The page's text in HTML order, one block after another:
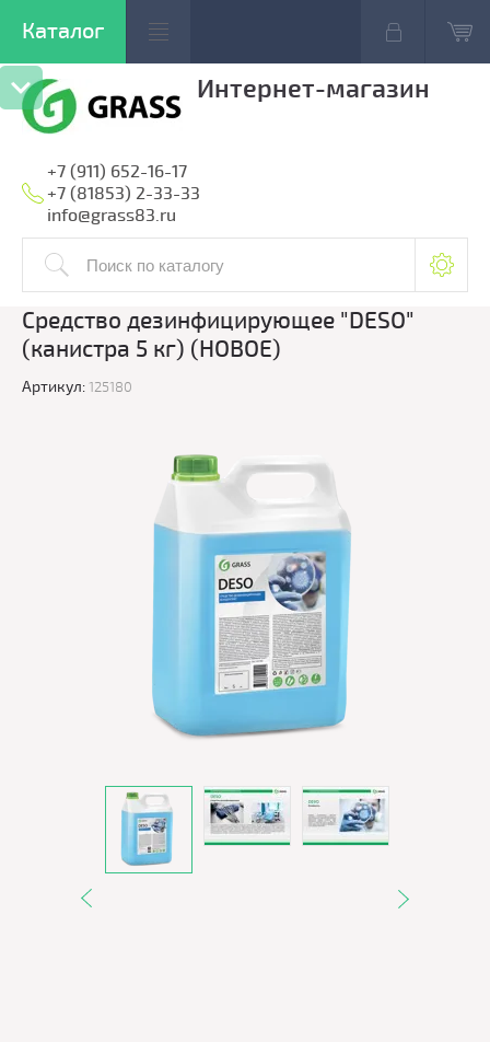
Интернет-магазин
+7 (911) 652-16-17
+7 (81853) 2-33-33
info@grass83.ru
Средство дезинфицирующее "DESO"
(канистра 5 кг) (НОВОЕ)
Артикул:125180